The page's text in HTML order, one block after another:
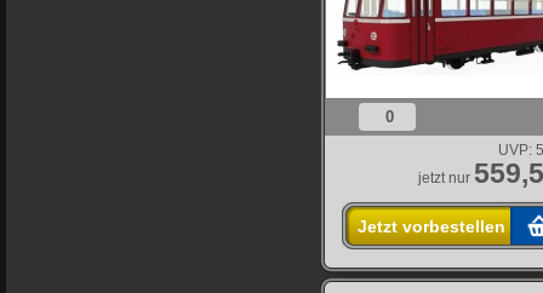
0
UVP:
jetzt nur
Jetzt vorbestellen